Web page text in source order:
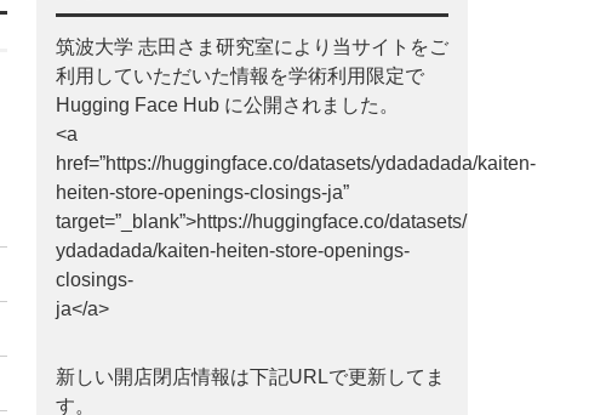
筑波大学 志田さま研究室により当サイトをご
利用していただいた情報を学術利用限定で
Hugging Face Hub に公開されました。
<a
href=”https://huggingface.co/datasets/ydadadada/kaiten-
heiten-store-openings-closings-ja”
target=”_blank”>https://huggingface.co/datasets/
ydadadada/kaiten-heiten-store-openings-
closings-
ja</a>
新しい開店閉店情報は下記URLで更新してま
す。